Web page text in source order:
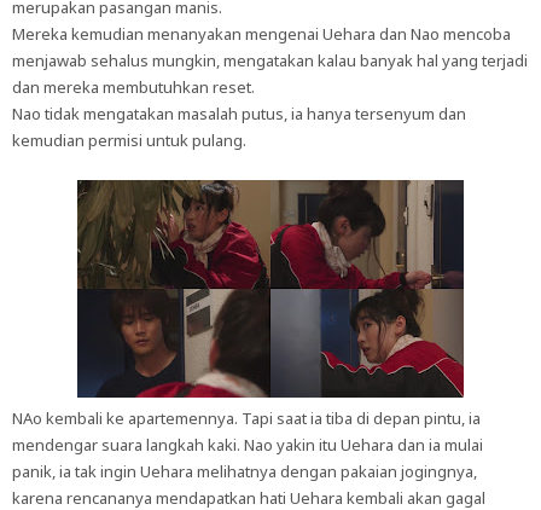
merupakan pasangan manis.
Mereka kemudian menanyakan mengenai Uehara dan Nao mencoba
menjawab sehalus mungkin, mengatakan kalau banyak hal yang terjadi
dan mereka membutuhkan reset.
Nao tidak mengatakan masalah putus, ia hanya tersenyum dan
kemudian permisi untuk pulang.
NAo kembali ke apartemennya. Tapi saat ia tiba di depan pintu, ia
mendengar suara langkah kaki. Nao yakin itu Uehara dan ia mulai
panik, ia tak ingin Uehara melihatnya dengan pakaian jogingnya,
karena rencananya mendapatkan hati Uehara kembali akan gagal